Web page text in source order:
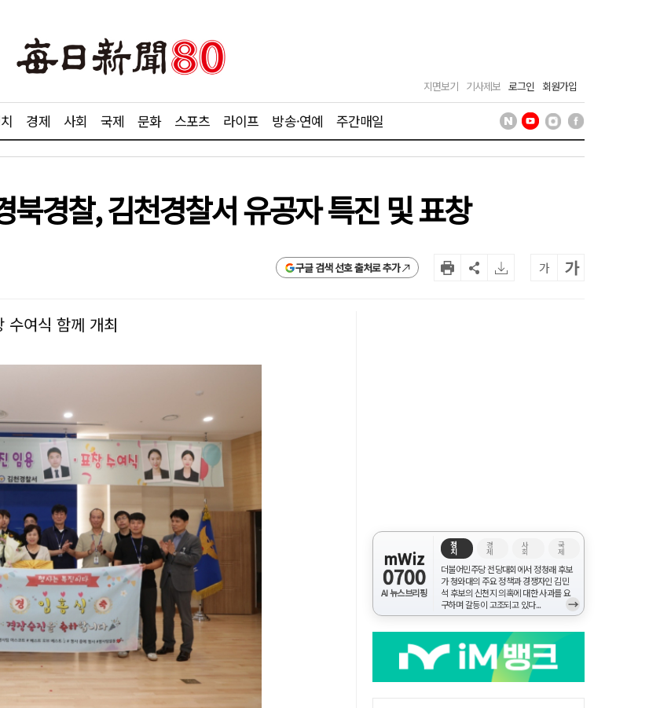
지면보기 기사제보 로그인 회원가입
경제 사회 국제 문화 스포츠 라이프 방송·연예 주간매일
경찰, 김천경찰서 유공자 특진 및 표창
구글 검색 선호 출처로 추가 가 가
수여식 함께 개최
mWiz
0700
AI 뉴스브리핑
정
치
경
제
사
회
국
제
더불어민주당 전당대회에서 정청래 후보
가 청와대의 주요 정책과 경쟁자인 김민
석 후보의 신천지 의혹에 대한 사과를 요
구하며 갈등이 고조되고 있다...
→